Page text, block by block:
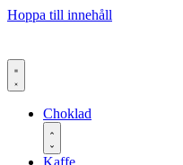
Hoppa till innehåll
Choklad
Kaffe